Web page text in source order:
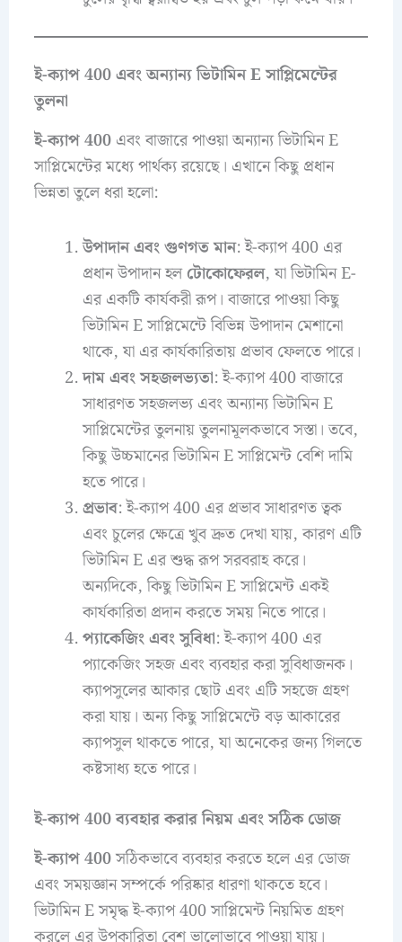
ই-ক্যাপ 400 এবং অন্যান্য ভিটামিন E সাপ্লিমেন্টের
তুলনা
ই-ক্যাপ 400এবং বাজারে পাওয়া অন্যান্য ভিটামিন E
সাপ্লিমেন্টের মধ্যে পার্থক্য রয়েছে। এখানে কিছু প্রধান
ভিন্নতা তুলে ধরা হলো:
উপাদান এবং গুণগত মান: ই-ক্যাপ 400 এর
প্রধান উপাদান হলটোকোফেরল, যা ভিটামিন E-
এর একটি কার্যকরী রূপ। বাজারে পাওয়া কিছু
ভিটামিন E সাপ্লিমেন্টে বিভিন্ন উপাদান মেশানো
থাকে, যা এর কার্যকারিতায় প্রভাব ফেলতে পারে।
দাম এবং সহজলভ্যতা: ই-ক্যাপ 400 বাজারে
সাধারণত সহজলভ্য এবং অন্যান্য ভিটামিন E
সাপ্লিমেন্টের তুলনায় তুলনামূলকভাবে সস্তা। তবে,
কিছু উচ্চমানের ভিটামিন E সাপ্লিমেন্ট বেশি দামি
হতে পারে।
প্রভাব: ই-ক্যাপ 400 এর প্রভাব সাধারণত ত্বক
এবং চুলের ক্ষেত্রে খুব দ্রুত দেখা যায়, কারণ এটি
ভিটামিন E এর শুদ্ধ রূপ সরবরাহ করে।
অন্যদিকে, কিছু ভিটামিন E সাপ্লিমেন্ট একই
কার্যকারিতা প্রদান করতে সময় নিতে পারে।
প্যাকেজিং এবং সুবিধা: ই-ক্যাপ 400 এর
প্যাকেজিং সহজ এবং ব্যবহার করা সুবিধাজনক।
ক্যাপসুলের আকার ছোট এবং এটি সহজে গ্রহণ
করা যায়। অন্য কিছু সাপ্লিমেন্টে বড় আকারের
ক্যাপসুল থাকতে পারে, যা অনেকের জন্য গিলতে
কষ্টসাধ্য হতে পারে।
ই-ক্যাপ 400 ব্যবহার করার নিয়ম এবং সঠিক ডোজ
ই-ক্যাপ 400সঠিকভাবে ব্যবহার করতে হলে এর ডোজ
এবং সময়জ্ঞান সম্পর্কে পরিষ্কার ধারণা থাকতে হবে।
ভিটামিন E সমৃদ্ধ ই-ক্যাপ 400 সাপ্লিমেন্ট নিয়মিত গ্রহণ